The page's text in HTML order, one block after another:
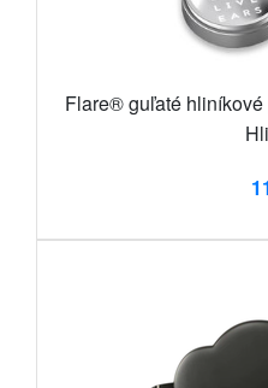
Flare® guľaté hliníkové